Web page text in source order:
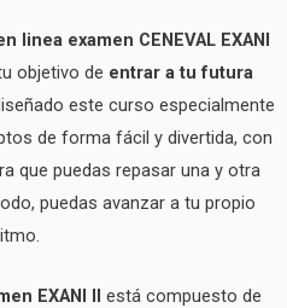
linea examen CENEVAL EXANI
objetivo de entrar a tu futura
este curso especialmente
de forma fácil y divertida, con
que puedas repasar una y otra
puedas avanzar a tu propio
EXANI II está compuesto de